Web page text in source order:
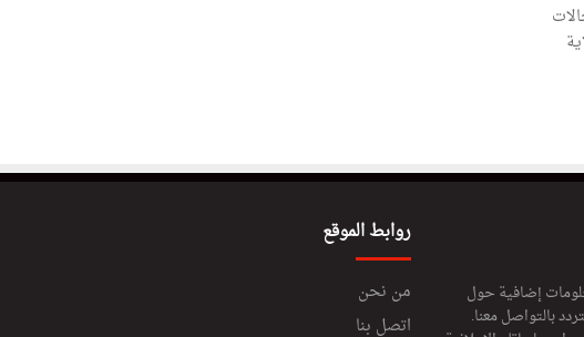
إضافية حول
بالتواصل معنا.
روابط الموقع
من نحن
اتصل بنا